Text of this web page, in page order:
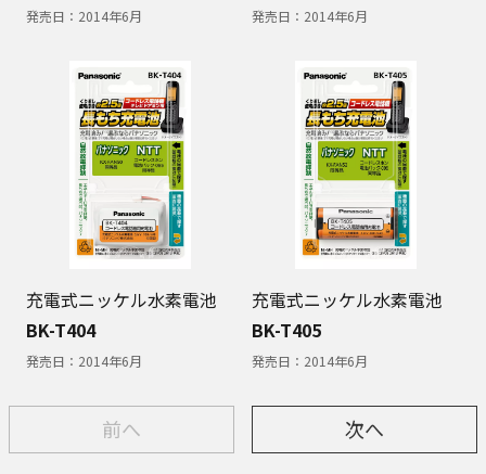
発売日： 2014年6月 発売日： 2014年6月
充電式ニッケル水素電池
BK-T404
発売日： 2014年6月
充電式ニッケル水素電池
BK-T405
発売日： 2014年6月
前へ 次へ